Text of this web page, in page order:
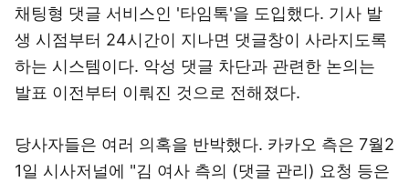
채팅형 댓글 서비스인 '타임톡'을 도입했다. 기사 발
생 시점부터 24시간이 지나면 댓글창이 사라지도록
하는 시스템이다. 악성 댓글 차단과 관련한 논의는
발표 이전부터 이뤄진 것으로 전해졌다.
당사자들은 여러 의혹을 반박했다. 카카오 측은 7월2
1일 시사저널에 "김 여사 측의 (댓글 관리) 요청 등은